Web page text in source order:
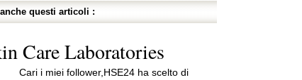
questi articoli :
Care Laboratories
Cari i miei follower,HSE24 ha scelto di